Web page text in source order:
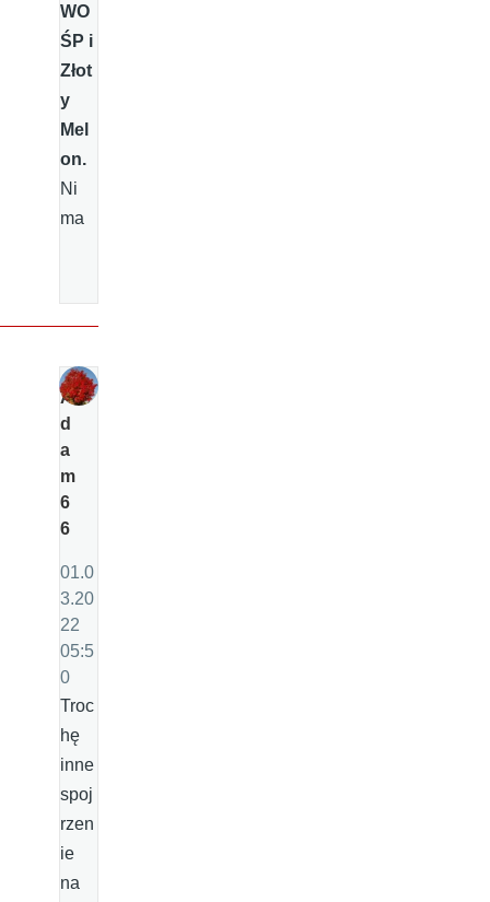
WO
ŚP i
Złot
y
Mel
on.
Ni
ma
A
d
a
m
6
6
01.0
3.20
22
05:5
0
Troc
hę
inne
spoj
rzen
ie
na